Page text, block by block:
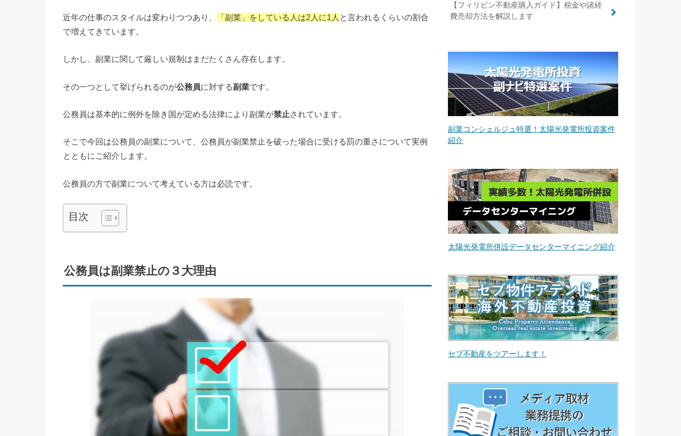
近年の仕事のスタイルは変わりつつあり、 「副業」をしている人は2人に1人 と言われるくらいの割合
で増えてきています。
しかし、副業に関して厳しい規制はまだたくさん存在します。
その一つとして挙げられるのが公務員に対する副業です。
公務員は基本的に例外を除き国が定める法律により副業が禁止されています。
そこで今回は公務員の副業について、公務員が副業禁止を破った場合に受ける罰の重さについて実例
とともにご紹介します。
公務員の方で副業について考えている方は必読です。
目次
公務員は副業禁止の３大理由
【フィリピン不動産購入ガイド】税金や諸経
費売却方法を解説します
副業コンシェルジュ特選！太陽光発電所投資案件
紹介
太陽光発電所併設データセンターマイニング紹介
セブ不動産をツアーします！